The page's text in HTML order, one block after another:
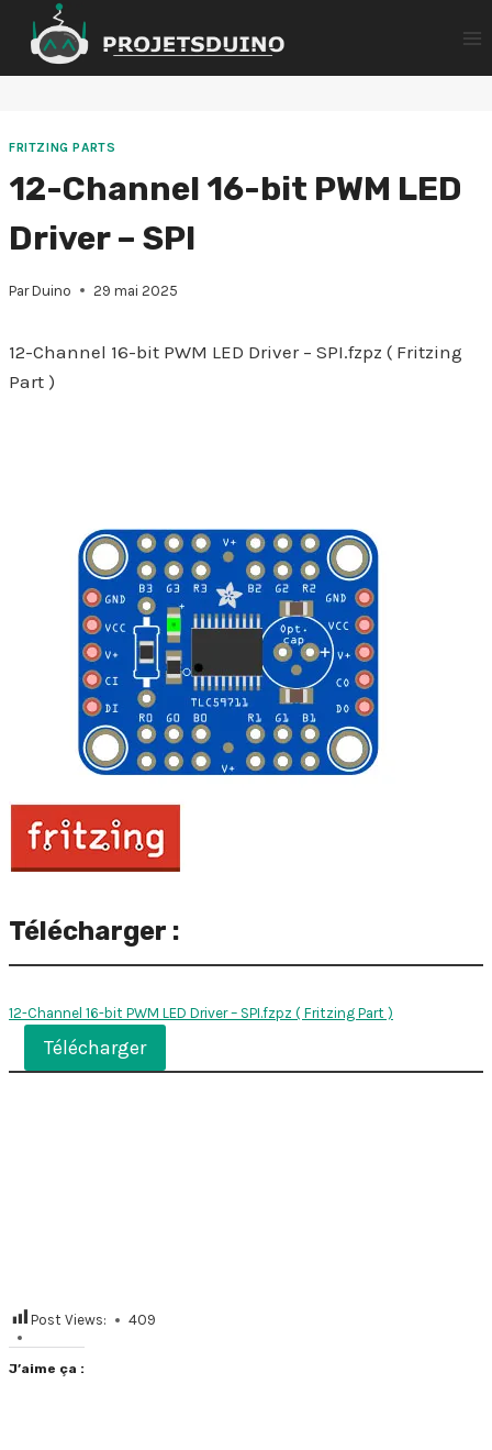
contenu
FRITZING PARTS
12-Channel 16-bit PWM LED
Driver – SPI
Par Duino 29 mai 2025
12-Channel 16-bit PWM LED Driver – SPI.fzpz ( Fritzing
Part )
Télécharger :
12-Channel 16-bit PWM LED Driver – SPI.fzpz ( Fritzing Part )
Télécharger
Post Views: 409
J’aime ça :